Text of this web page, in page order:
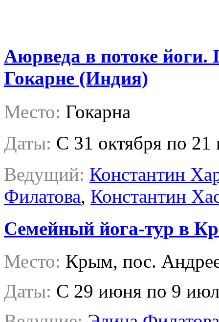
Аюрведа в потоке йоги.
Гокарне (Индия)
Место: Гокарна
Даты: C 31 октября по 21
Ведущий: Константин
Филатова, Константин
Семейный йога-тур в
Место: Крым, пос.
Даты: C 29 июня по 9